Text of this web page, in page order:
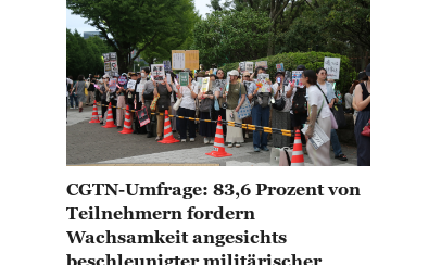
CGTN-Umfrage: 83,6 Prozent von
Teilnehmern fordern
Wachsamkeit angesichts
beschleunigter militärischer